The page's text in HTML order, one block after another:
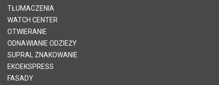
TŁUMACZENIA
WATCH CENTER
OTWIERANIE
ODNAWIANIE ODZIEŻY
SUPRAL ZNAKOWANIE
EKOEKSPRESS
FASADY